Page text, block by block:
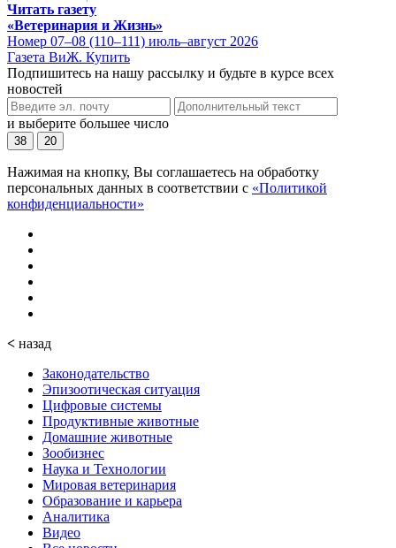
Читать газету
«Ветеринария и Жизнь»
Номер 07–08 (110–111) июль–август 2026
Газета ВиЖ. Купить
Подпишитесь на нашу рассылку и будьте в курсе всех
новостей
и выберите большее число
38 20
Нажимая на кнопку, Вы соглашаетесь на обработку
персональных данных в соответствии с «Политикой
конфиденциальности»
< назад
Законодательство
Эпизоотическая ситуация
Цифровые системы
Продуктивные животные
Домашние животные
Зообизнес
Наука и Технологии
Мировая ветеринария
Образование и карьера
Аналитика
Видео